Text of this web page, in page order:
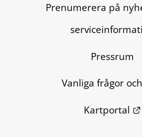
Prenumerera på
Pressrum
Vanliga frågor
Kartportal